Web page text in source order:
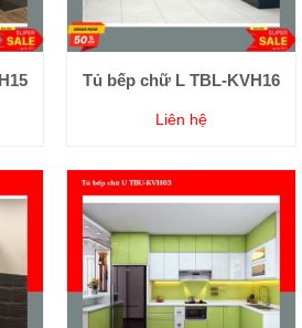
Tủ bếp chữ L TBL-KVH16
Liên hệ